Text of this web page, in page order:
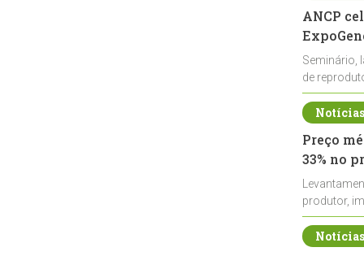
ANCP
Seminário,
de
durante a
Preço
33% no
produtor,
de leite cru